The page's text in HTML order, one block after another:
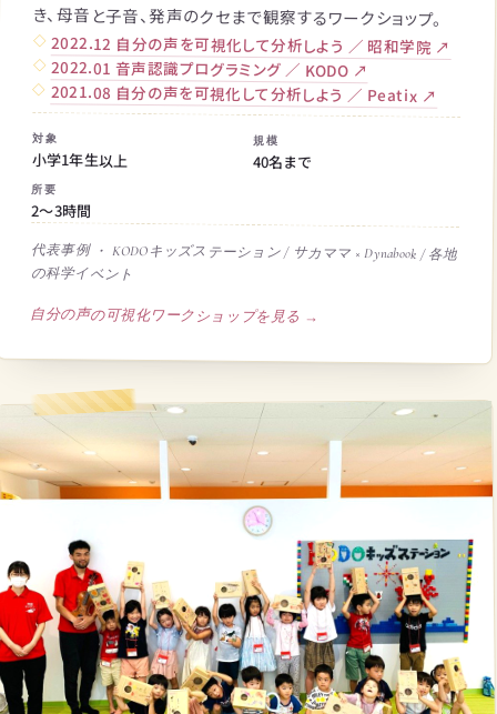
き、母音と子音、発声のクセまで観察するワークショップ。
2022.12 自分の声を可視化して分析しよう ／ 昭和学院 ↗
2022.01 音声認識プログラミング ／ KODO ↗
2021.08 自分の声を可視化して分析しよう ／ Peatix ↗
対象
小学1年生以上
規模
40名まで
所要
2〜3時間
代表事例 ・ KODOキッズステーション / サカママ × Dynabook / 各地
の科学イベント
自分の声の可視化ワークショップを見る →